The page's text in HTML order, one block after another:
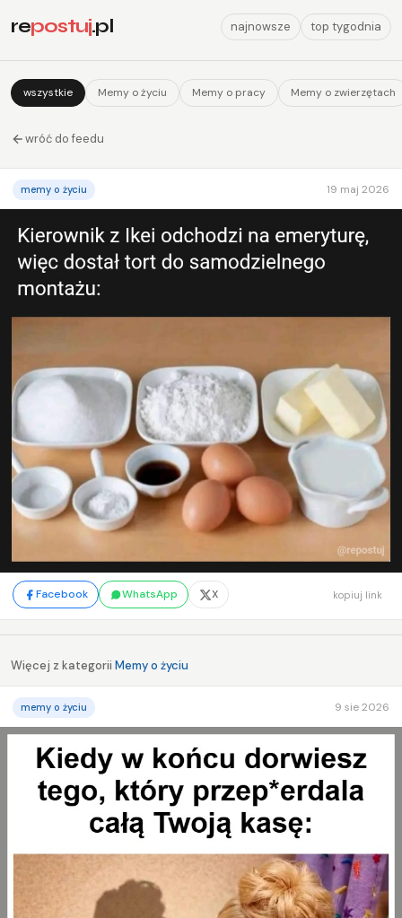
repostuj.pl najnowsze top tygodnia
wszystkie Memy o życiu Memy o pracy Memy o zwierzętach
wróć do feedu
memy o życiu 19 maj 2026
Facebook WhatsApp X kopiuj link
Więcej z kategorii Memy o życiu
memy o życiu 9 sie 2026